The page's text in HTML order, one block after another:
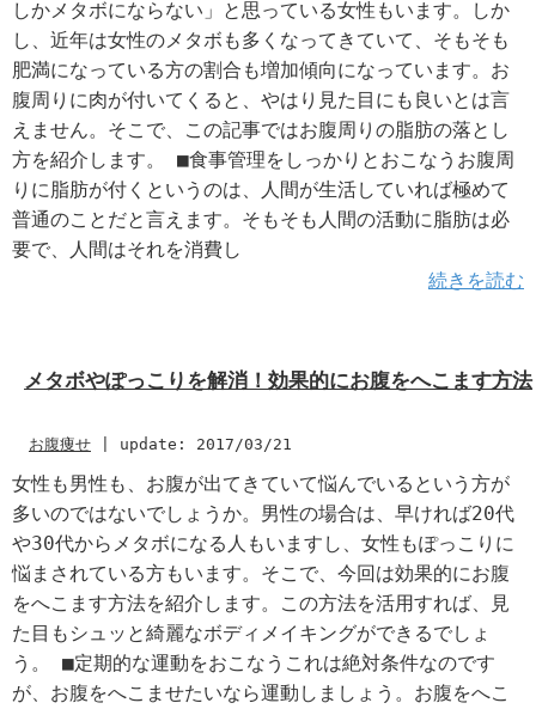
しかメタボにならない」と思っている女性もいます。しか
し、近年は女性のメタボも多くなってきていて、そもそも
肥満になっている方の割合も増加傾向になっています。お
腹周りに肉が付いてくると、やはり見た目にも良いとは言
えません。そこで、この記事ではお腹周りの脂肪の落とし
方を紹介します。 ■食事管理をしっかりとおこなうお腹周
りに脂肪が付くというのは、人間が生活していれば極めて
普通のことだと言えます。そもそも人間の活動に脂肪は必
要で、人間はそれを消費し
続きを読む
メタボやぽっこりを解消！効果的にお腹をへこます方法
お腹痩せ update: 2017/03/21
女性も男性も、お腹が出てきていて悩んでいるという方が
多いのではないでしょうか。男性の場合は、早ければ20代
や30代からメタボになる人もいますし、女性もぽっこりに
悩まされている方もいます。そこで、今回は効果的にお腹
をへこます方法を紹介します。この方法を活用すれば、見
た目もシュッと綺麗なボディメイキングができるでしょ
う。 ■定期的な運動をおこなうこれは絶対条件なのです
が、お腹をへこませたいなら運動しましょう。お腹をへこ